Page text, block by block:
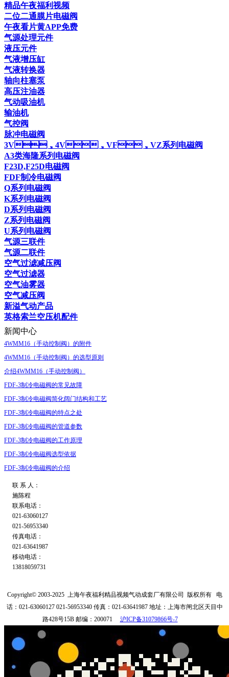
精品午夜福利视频
二位二通膜片电磁阀
午夜看片黄APP免费
气源处理元件
液压元件
气液增压缸
气液转换器
轴向柱塞泵
高压注油器
气动吸油机
输油机
气控阀
脉冲电磁阀
3V，4V，VF，VZ系列电磁阀
A3类海隆系列电磁阀
F23D,F25D电磁阀
FDF制冷电磁阀
Q系列电磁阀
K系列电磁阀
D系列电磁阀
Z系列电磁阀
U系列电磁阀
气源三联件
气源二联件
空气过滤减压阀
空气过滤器
空气油雾器
空气减压阀
新溢气动产品
英格索兰空压机配件
新闻中心
4WMM16（手动控制阀）的附件
4WMM16（手动控制阀）的选型原则
介绍4WMM16（手动控制阀）
FDF-3制冷电磁阀的常见故障
FDF-3制冷电磁阀简化阔门结构和工艺
FDF-3制冷电磁阀的特点之处
FDF-3制冷电磁阀的管道参数
FDF-3制冷电磁阀的工作原理
FDF-3制冷电磁阀选型依据
FDF-3制冷电磁阀的介绍
联 系 人：
施陈程
联系电话：
021-63060127
021-56953340
传真电话：
021-63641987
移动电话：
13818059731
Copyright© 2003-2025 上海午夜福利精品视频气动成套厂有限公司 版权所有 电
话：021-63060127 021-56953340 传真：021-63641987 地址：上海市闸北区天目中
路428号15B 邮编：200071 沪ICP备31079866号-7